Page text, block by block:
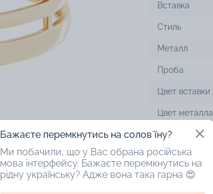
Вставка
Стиль
Металл
Проба
Цвет вставки
Цвет металла
Дизайн
Бажаєте перемкнутись на соловʼїну?
Ми побачили, що у Вас обрана російська
мова інтерфейсу. Бажаєте перемкнутись на
рідну українську? Адже вона така гарна 😍